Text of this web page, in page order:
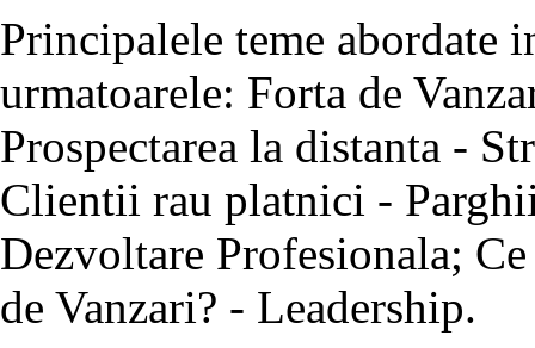
Principalele teme
urmatoarele: Forta de
Prospectarea la distanta -
Clientii rau platnici -
Dezvoltare Profesionala;
de Vanzari? - Leadership.